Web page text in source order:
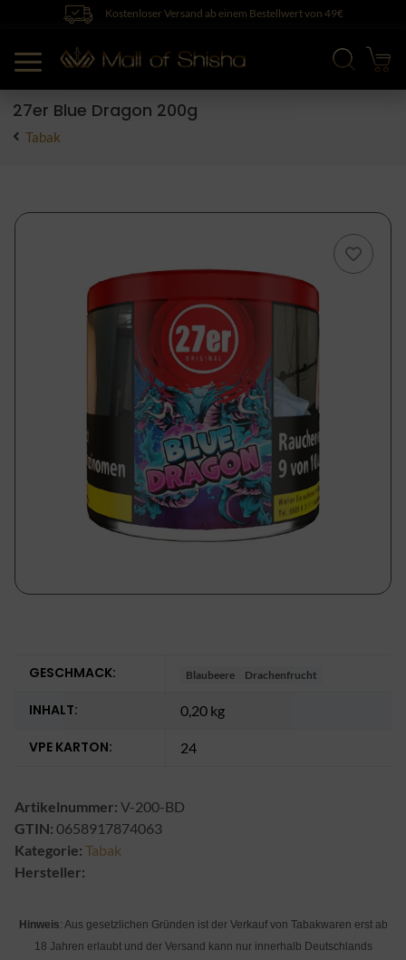
Kostenloser Versand ab einem Bestellwert von 49€
27er Blue Dragon 200g
Tabak
GESCHMACK: Blaubeere Drachenfrucht
INHALT: 0,20 kg
VPE KARTON: 24
Artikelnummer: V-200-BD
GTIN: 0658917874063
Kategorie: Tabak
Hersteller:
Hinweis: Aus gesetzlichen Gründen ist der Verkauf von Tabakwaren erst ab
18 Jahren erlaubt und der Versand kann nur innerhalb Deutschlands